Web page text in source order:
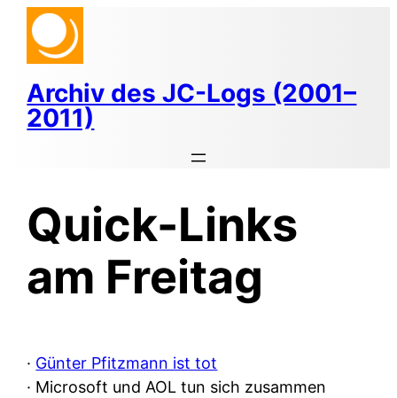
Zum
Inhalt
springen
Archiv des JC-Logs (2001–
2011)
Quick-Links
am Freitag
· Günter Pfitzmann ist tot
· Microsoft und AOL tun sich zusammen